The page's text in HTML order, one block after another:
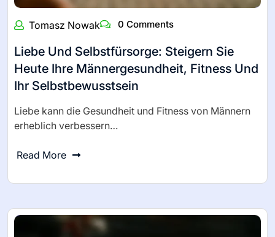
Tomasz Nowak 0 Comments
Liebe Und Selbstfürsorge: Steigern Sie
Heute Ihre Männergesundheit, Fitness Und
Ihr Selbstbewusstsein
Liebe kann die Gesundheit und Fitness von Männern
erheblich verbessern…
Read More